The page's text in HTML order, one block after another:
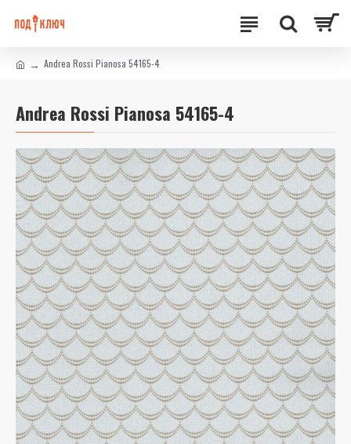
Andrea Rossi Pianosa 54165-4
Andrea Rossi Pianosa 54165-4